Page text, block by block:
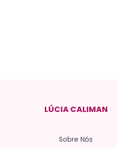
LÚCIA CALIMAN
Sobre Nós